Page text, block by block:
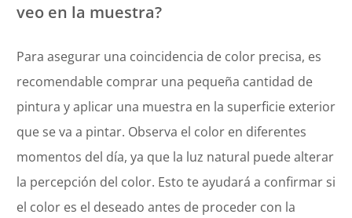
veo en la muestra?
Para asegurar una coincidencia de color precisa, es
recomendable comprar una pequeña cantidad de
pintura y aplicar una muestra en la superficie exterior
que se va a pintar. Observa el color en diferentes
momentos del día, ya que la luz natural puede alterar
la percepción del color. Esto te ayudará a confirmar si
el color es el deseado antes de proceder con la